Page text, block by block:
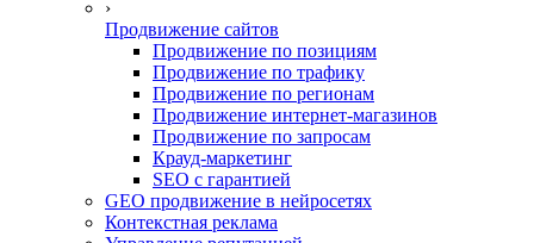
›
Продвижение сайтов
Продвижение по позициям
Продвижение по трафику
Продвижение по регионам
Продвижение интернет-магазинов
Продвижение по запросам
Крауд-маркетинг
SEO с гарантией
GEO продвижение в нейросетях
Контекстная реклама